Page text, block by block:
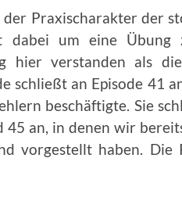
Praxischarakter der
dabei um eine Übung
hier verstanden als
schließt an Episode 41
beschäftigte. Sie
45 an, in denen wir
vorgestellt haben. Die